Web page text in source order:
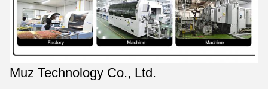
Muz Technology Co., Ltd.